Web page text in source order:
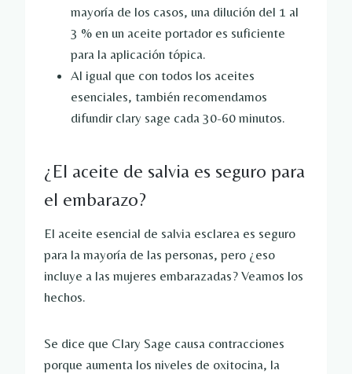
mayoría de los casos, una dilución del 1 al
3 % en un aceite portador es suficiente
para la aplicación tópica.
Al igual que con todos los aceites
esenciales, también recomendamos
difundir clary sage cada 30-60 minutos.
¿El aceite de salvia es seguro para
el embarazo?
El aceite esencial de salvia esclarea es seguro
para la mayoría de las personas, pero ¿eso
incluye a las mujeres embarazadas? Veamos los
hechos.
Se dice que Clary Sage causa contracciones
porque aumenta los niveles de oxitocina, la